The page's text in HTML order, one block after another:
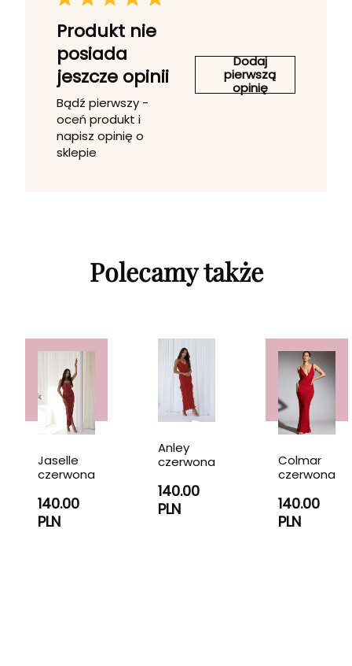
Produkt nie
posiada
jeszcze opinii
Bądź pierwszy -
oceń produkt i
napisz opinię o
sklepie
Dodaj
pierwszą
opinię
Polecamy także
Jaselle
czerwona
140.00
PLN
Anley
czerwona
140.00
PLN
Colmar
czerwona
140.00
PLN